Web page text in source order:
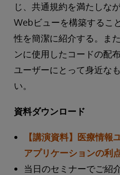
じ、共通規約を満たしな
Webビューを構築するこ
性を簡潔に紹介する。ま
ンに使用したコードの配
ユーザーにとって身近な
い。
資料ダウンロード
【講演資料】医療情報
アプリケーションの利
当日のセミナーでご紹